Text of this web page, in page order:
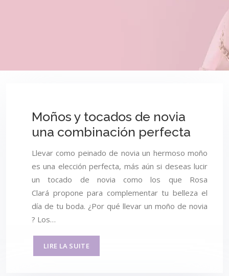
Moños y tocados de novia
una combinación perfecta
Llevar como peinado de novia un hermoso moño
es una elección perfecta, más aún si deseas lucir
un tocado de novia como los que Rosa
Clará propone para complementar tu belleza el
día de tu boda. ¿Por qué llevar un moño de novia
? Los…
LIRE LA SUITE